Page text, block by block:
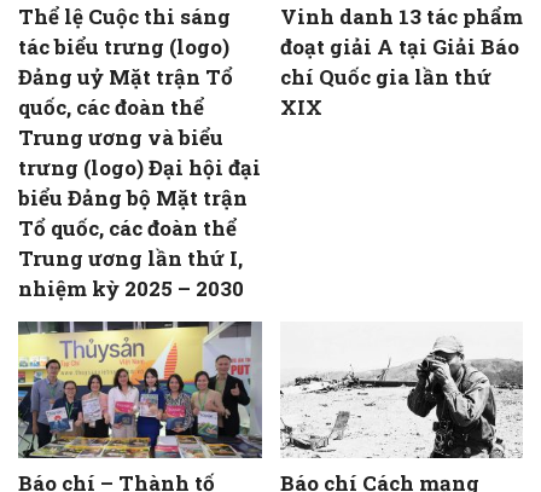
Thể lệ Cuộc thi sáng
tác biểu trưng (logo)
Đảng uỷ Mặt trận Tổ
quốc, các đoàn thể
Trung ương và biểu
trưng (logo) Đại hội đại
biểu Đảng bộ Mặt trận
Tổ quốc, các đoàn thể
Trung ương lần thứ I,
nhiệm kỳ 2025 – 2030
Vinh danh 13 tác phẩm
đoạt giải A tại Giải Báo
chí Quốc gia lần thứ
XIX
Báo chí – Thành tố
Báo chí Cách mạng